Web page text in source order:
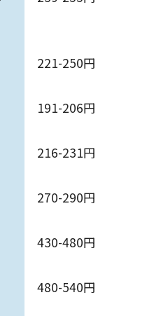
221-250円
191-206円
216-231円
270-290円
430-480円
480-540円